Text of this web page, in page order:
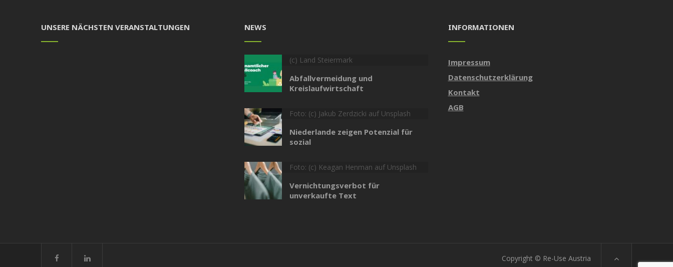
UNSERE NÄCHSTEN VERANSTALTUNGEN NEWS
(c) Land Steiermark
Abfallvermeidung und
Kreislaufwirtschaft
Foto: (c) Jakub Zerdzicki auf Unsplash
Niederlande zeigen Potenzial für
sozial
Foto: (c) Keagan Henman auf Unsplash
Vernichtungsverbot für
unverkaufte Text
INFORMATIONEN
Impressum
Datenschutzerklärung
Kontakt
AGB
Copyright © Re-Use Austria